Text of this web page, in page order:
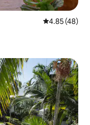
從 48 則評價
4.85 (48)